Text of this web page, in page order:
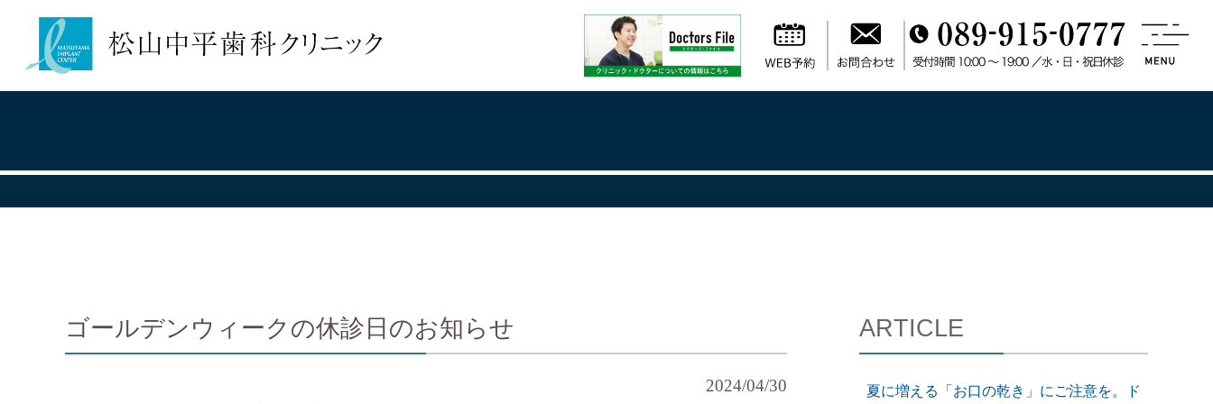
ゴールデンウィークの休診日のお知らせ
2024/04/30
ARTICLE
夏に増える「お口の乾き」にご注意を。ド